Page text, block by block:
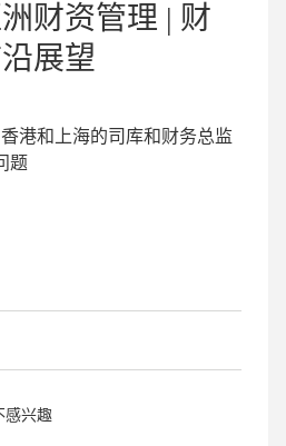
财资管理 | 财
展望
港和上海的司库和财务总监
题
感兴趣